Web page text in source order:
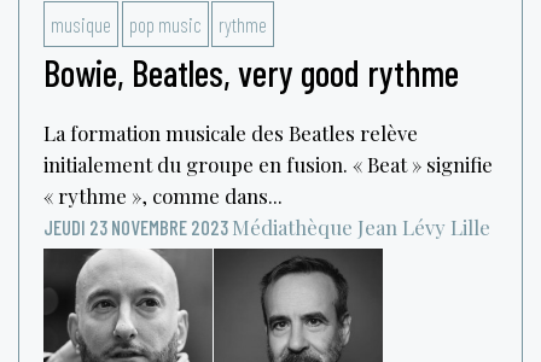
musique pop music rythme
Bowie, Beatles, very good rythme
La formation musicale des Beatles relève
initialement du groupe en fusion. « Beat » signifie
« rythme », comme dans...
JEUDI 23 NOVEMBRE 2023 Médiathèque Jean Lévy Lille